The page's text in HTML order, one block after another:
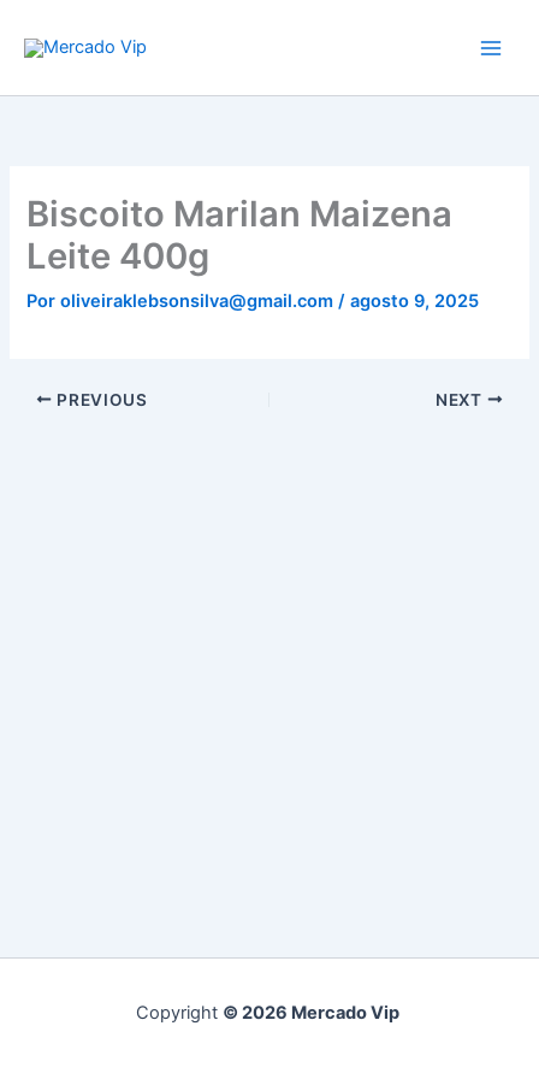
para
conteúdo
Biscoito Marilan Maizena
Leite 400g
Poroliveiraklebsonsilva@gmail.com/agosto 9, 2025
PREVIOUS NEXT
Copyright © 2026 Mercado Vip